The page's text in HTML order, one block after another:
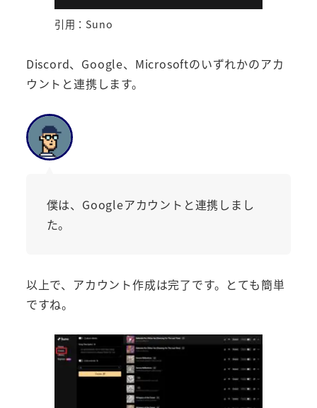
引用：Suno
Discord、Google、Microsoftのいずれかのアカ
ウントと連携します。
僕は、Googleアカウントと連携しまし
た。
以上で、アカウント作成は完了です。とても簡単
ですね。